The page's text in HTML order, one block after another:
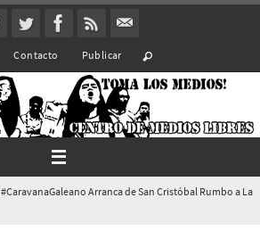
Contacto Publicar
#CaravanaGaleano Arranca de San Cristóbal Rumbo a La